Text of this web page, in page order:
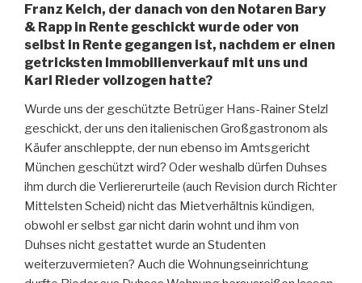
Franz Kelch, der danach von den Notaren Bary
& Rapp in Rente geschickt wurde oder von
selbst in Rente gegangen ist, nachdem er einen
getricksten Immobilienverkauf mit uns und
Karl Rieder vollzogen hatte?
Wurde uns der geschützte Betrüger Hans-Rainer Stelzl
geschickt, der uns den italienischen Großgastronom als
Käufer anschleppte, der nun ebenso im Amtsgericht
München geschützt wird? Oder weshalb dürfen Duhses
ihm durch die Verliererurteile (auch Revision durch Richter
Mittelsten Scheid) nicht das Mietverhältnis kündigen,
obwohl er selbst gar nicht darin wohnt und ihm von
Duhses nicht gestattet wurde an Studenten
weiterzuvermieten? Auch die Wohnungseinrichtung